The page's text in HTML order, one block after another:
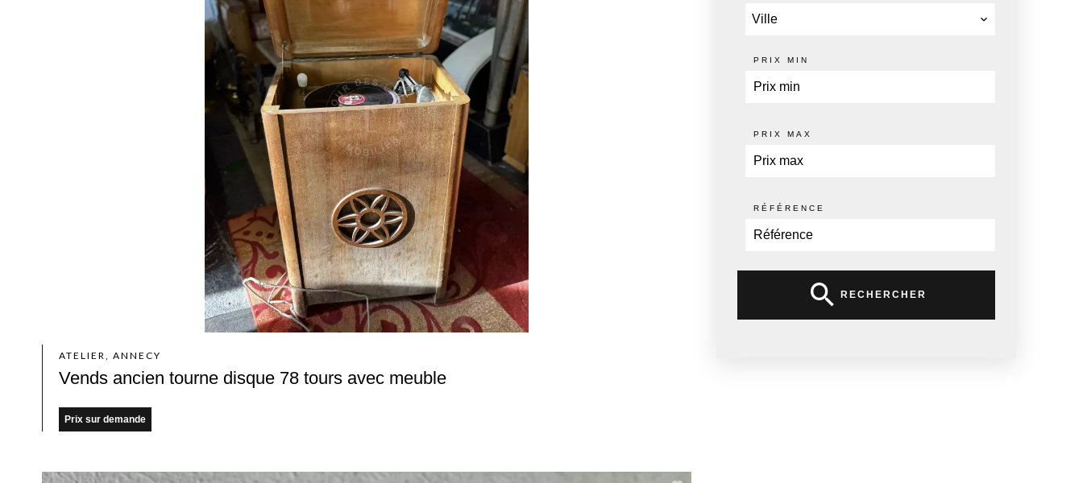
ATELIER, ANNECY
Vends ancien tourne disque 78 tours avec meuble
Prix sur demande
Ville
PRIX MIN
PRIX MAX
RÉFÉRENCE
RECHERCHER